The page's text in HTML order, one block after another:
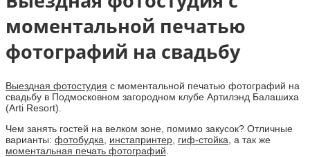
моментальной печатью
фотографий на свадьбу
Выездная фотостудия с моментальной печатью фотографий на
свадьбу в Подмосковном загородном клубе Артилэнд Балашиха
(Arti Resort).
Чем занять гостей на велком зоне, помимо закусок? Отличные
варианты: фотобудка инстапринтер гиф-стойка , а так же
моментальная печать фотографий